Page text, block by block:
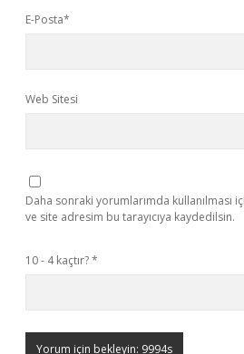
E-Posta*
Web Sitesi
Daha sonraki yorumlarımda kullanılması
ve site adresim bu tarayıcıya kaydedilsin.
10 - 4 kaçtır?*